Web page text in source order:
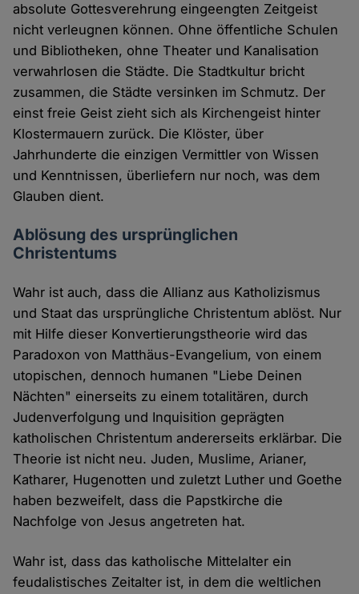
absolute Gottesverehrung eingeengten Zeitgeist
nicht verleugnen können. Ohne öffentliche Schulen
und Bibliotheken, ohne Theater und Kanalisation
verwahrlosen die Städte. Die Stadtkultur bricht
zusammen, die Städte versinken im Schmutz. Der
einst freie Geist zieht sich als Kirchengeist hinter
Klostermauern zurück. Die Klöster, über
Jahrhunderte die einzigen Vermittler von Wissen
und Kenntnissen, überliefern nur noch, was dem
Glauben dient.
Ablösung des ursprünglichen
Christentums
Wahr ist auch, dass die Allianz aus Katholizismus
und Staat das ursprüngliche Christentum ablöst. Nur
mit Hilfe dieser Konvertierungstheorie wird das
Paradoxon von Matthäus-Evangelium, von einem
utopischen, dennoch humanen "Liebe Deinen
Nächten" einerseits zu einem totalitären, durch
Judenverfolgung und Inquisition geprägten
katholischen Christentum andererseits erklärbar. Die
Theorie ist nicht neu. Juden, Muslime, Arianer,
Katharer, Hugenotten und zuletzt Luther und Goethe
haben bezweifelt, dass die Papstkirche die
Nachfolge von Jesus angetreten hat.
Wahr ist, dass das katholische Mittelalter ein
feudalistisches Zeitalter ist, in dem die weltlichen